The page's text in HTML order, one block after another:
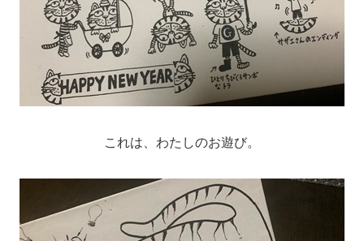
これは、わたしのお遊び。